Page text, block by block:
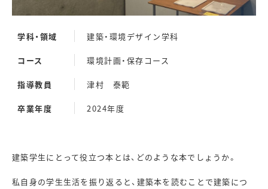
学科・領域 建築・環境デザイン学科
コース 環境計画・保存コース
指導教員 津村 泰範
卒業年度 2024年度
建築学生にとって役立つ本とは、どのような本でしょうか。
私自身の学生生活を振り返ると、建築本を読むことで建築につ